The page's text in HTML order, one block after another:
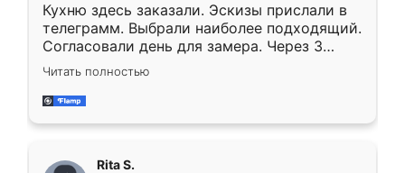
Кухню здесь заказали. Эскизы прислали в
телеграмм. Выбрали наиболее подходящий.
Согласовали день для замера. Через 3
недели кухня была уже готова. Остались
довольны работой. Спасибо Ренессанс
мебель за качественную работу!
Читать полностью
Rita S.